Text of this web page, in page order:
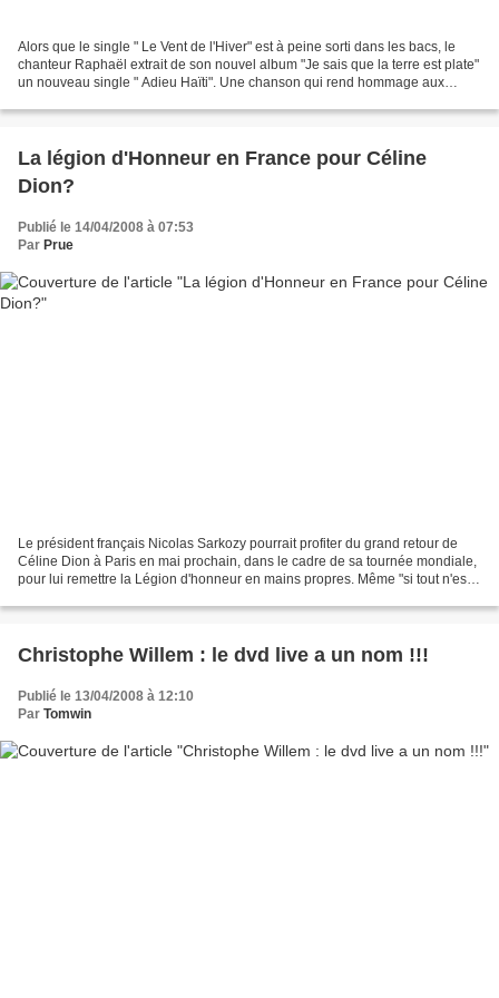
Alors que le single " Le Vent de l'Hiver" est à peine sorti dans les bacs, le
chanteur Raphaël extrait de son nouvel album "Je sais que la terre est plate"
un nouveau single " Adieu Haïti". Une chanson qui rend hommage aux
La légion d'Honneur en France pour Céline
Dion?
Publié le 14/04/2008 à 07:53
Par Prue
Le président français Nicolas Sarkozy pourrait profiter du grand retour de
Céline Dion à Paris en mai prochain, dans le cadre de sa tournée mondiale,
pour lui remettre la Légion d'honneur en mains propres. Même "si tout n'est
Christophe Willem : le dvd live a un nom !!!
Publié le 13/04/2008 à 12:10
Par Tomwin